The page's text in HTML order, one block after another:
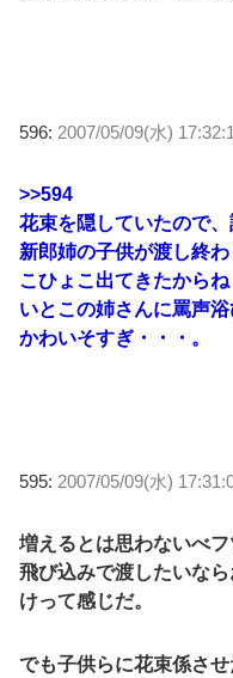
596: 2007/05/09(水)
>>594
花束を隠していたので、
新郎姉の子供が渡し終
こひょこ出てきたからね
いとこの姉さんに罵声
かわいそすぎ・・・。
595: 2007/05/09(水)
増えるとは思わないべフ
飛び込みで渡したいな
けって感じだ。
でも子供らに花束係さ